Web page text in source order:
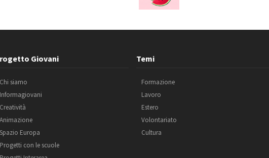
Giovani
Chi siamo
Informagiovani
Creatività
Animazione
Spazio Europa
Progetti con le scuole
Temi
Formazione
Lavoro
Estero
Volontariato
Cultura